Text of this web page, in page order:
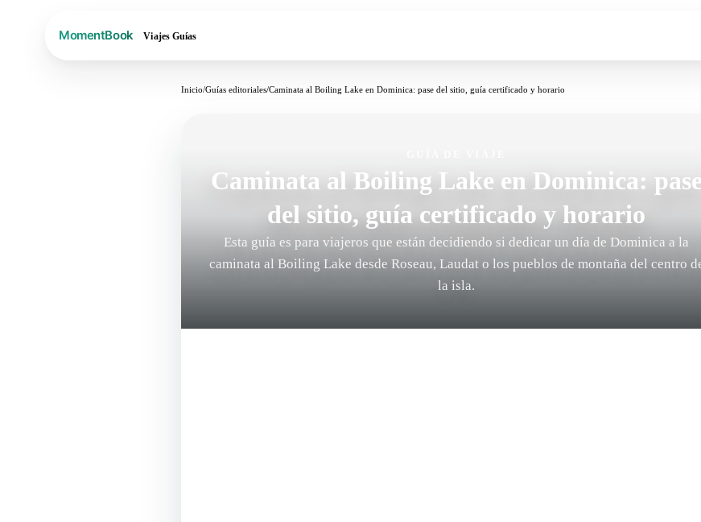
Viajes Guías
Inicio/Guías editoriales/Caminata al Boiling Lake en Dominica: pase del sitio, guía certificado y horario
Caminata al Boiling Lake en Dominica: pase
del sitio, guía certificado y horario
Esta guía es para viajeros que están decidiendo si dedicar un día de Dominica a la
caminata al Boiling Lake desde Roseau, Laudat o los pueblos de montaña del centro
la isla.